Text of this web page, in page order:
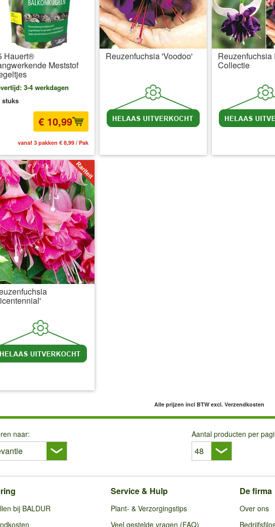
Hauert®
Meststof
3-4 werkdagen
stuks
€ 10,99
vanaf 3 pakken € 8,99 / Pak
Reuzenfuchsia 'Voodoo' Reuzenfuchsia
Collectie
Alle prijzen incl BTW excl. Verzendkosten
naar:
Aantal producten per
bij BALDUR
Service & Hulp
Plant- & Verzorgingstips
Veel gestelde vragen (FAQ)
De firma
Over ons